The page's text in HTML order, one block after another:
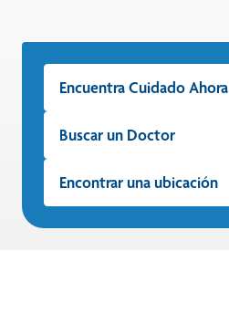
Encuentra Cuidado Ahora
Buscar un Doctor
Encontrar una ubicación